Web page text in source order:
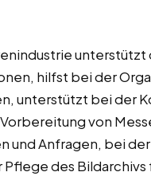
hilfst bei der
unterstützt bei der
von
und Anfragen, bei
des